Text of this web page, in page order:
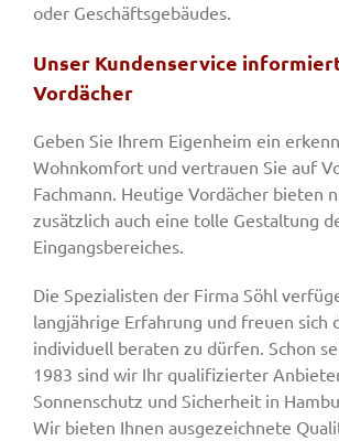
oder Geschäftsgebäudes.
Unser Kundenservice
Vordächer
Geben Sie Ihrem Eigenheim ein
Wohnkomfort und vertrauen Sie auf
Fachmann. Heutige Vordächer bieten
zusätzlich auch eine tolle Gestaltung
Eingangsbereiches.
Die Spezialisten der Firma Söhl
langjährige Erfahrung und freuen sich
individuell beraten zu dürfen. Schon
1983 sind wir Ihr qualifizierter
Sonnenschutz und Sicherheit in
Wir bieten Ihnen ausgezeichnete